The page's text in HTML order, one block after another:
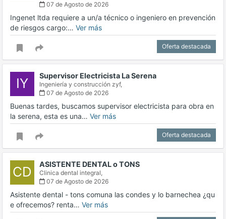
07 de Agosto de 2026
Ingenet ltda requiere a un/a técnico o ingeniero en prevención
de riesgos cargo:… Ver más
Oferta destacada
IY Supervisor Electricista La Serena
Ingeniería y construcción zyf,
07 de Agosto de 2026
Buenas tardes, buscamos supervisor electricista para obra en
la serena, esta es una… Ver más
Oferta destacada
CD ASISTENTE DENTAL o TONS
Clinica dental integral,
07 de Agosto de 2026
Asistente dental - tons comuna las condes y lo barnechea ¿qu
e ofrecemos? renta… Ver más